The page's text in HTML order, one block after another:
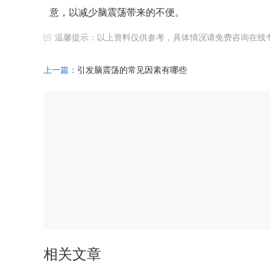
意，以减少脑震荡带来的不便。
温馨提示：以上资料仅供参考，具体情况请免费咨询在线
上一篇： 引发脑震荡的常见因素有哪些
相关文章